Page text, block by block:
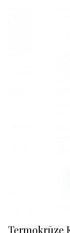
Termokrūze